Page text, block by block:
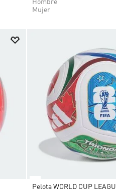
Hombre
Mujer
Pelota WORLD CUP